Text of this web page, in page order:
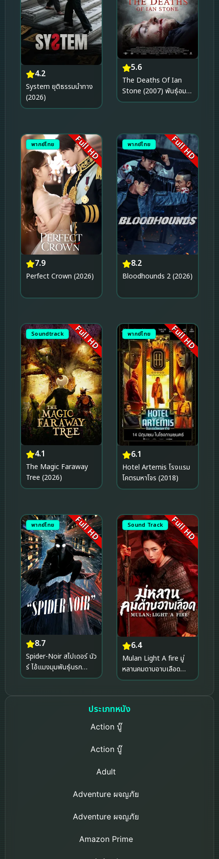
4.2
System ยุติธรรมนำทาง
(2026)
5.6
The Deaths Of Ian
Stone (2007) พันธุ์อมตะ
ฆ่าหมื่นตาย
พากย์ไทย Full HD
7.9
Perfect Crown (2026)
พากย์ไทย Full HD
8.2
Bloodhounds 2 (2026)
Soundtrack Full HD
4.1
The Magic Faraway
Tree (2026)
พากย์ไทย Full HD
6.1
Hotel Artemis โรงแรม
โคตรมหาโจร (2018)
พากย์ไทย Full HD
8.7
Spider-Noir สไปเดอร์ นัว
ร์ ไอ้แมงมุมพันธุ์นรก
(2026)
Sound Track Full HD
6.4
Mulan Light A fire มู่
หลานคมดาบอาบเลือด
(2026)
ประเภทหนัง
Action บู๊
Action บู๊
Adult
Adventure ผจญภัย
Adventure ผจญภัย
Amazon Prime